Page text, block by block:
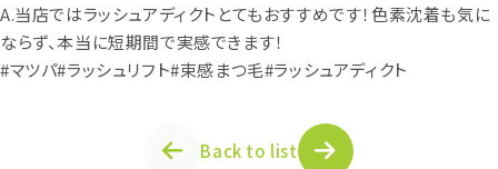
A.当店ではラッシュアディクトとてもおすすめです！色素沈着も気に
ならず、本当に短期間で実感できます！
#マツパ#ラッシュリフト#束感まつ毛#ラッシュアディクト
Back to list